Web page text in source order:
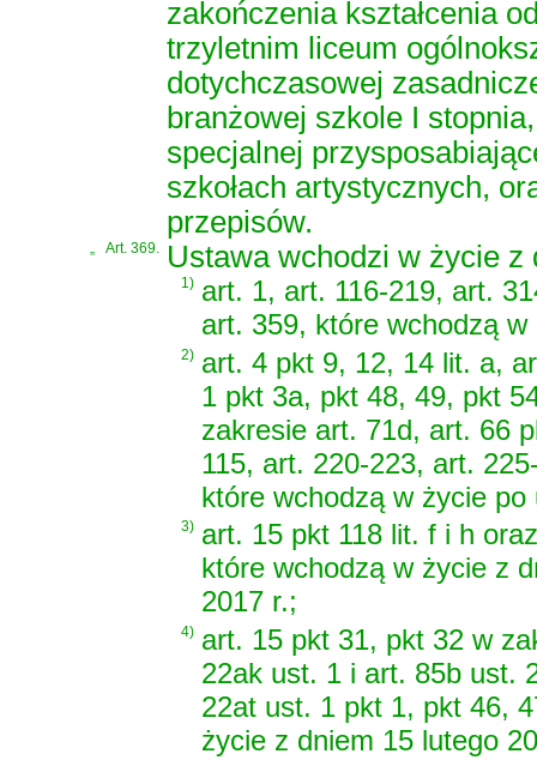
zakończenia kształcenia
trzyletnim liceum
dotychczasowej
branżowej szkole I
specjalnej
szkołach artystycznych,
przepisów.
„ Art. 369. Ustawa wchodzi w życie
1) art. 1, art. 116-219, art.
art. 359, które wchodzą w
2) art. 4 pkt 9, 12, 14 lit. a,
1 pkt 3a, pkt 48, 49, pkt
zakresie art. 71d, art. 66
115, art. 220-223, art.
które wchodzą w życie po
3) art. 15 pkt 118 lit. f i h
które wchodzą w życie z
2017 r.;
4) art. 15 pkt 31, pkt 32 w
22ak ust. 1 i art. 85b ust.
22at ust. 1 pkt 1, pkt 46,
życie z dniem 15 lutego